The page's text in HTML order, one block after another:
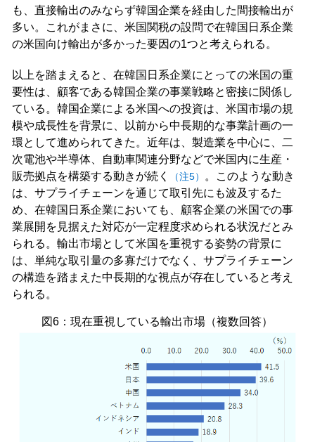
も、直接輸出のみならず韓国企業を経由した間接輸出が
多い。これがまさに、米国関税の設問で在韓国日系企業
の米国向け輸出が多かった要因の1つと考えられる。
以上を踏まえると、在韓国日系企業にとっての米国の重
要性は、顧客である韓国企業の事業戦略と密接に関係し
ている。韓国企業による米国への投資は、米国市場の規
模や成長性を背景に、以前から中長期的な事業計画の一
環として進められてきた。近年は、製造業を中心に、二
次電池や半導体、自動車関連分野などで米国内に生産・
販売拠点を構築する動きが続く
（注5）
。このような動き
は、サプライチェーンを通じて取引先にも波及するた
め、在韓国日系企業においても、顧客企業の米国での事
業展開を見据えた対応が一定程度求められる状況だとみ
られる。輸出市場として米国を重視する姿勢の背景に
は、単純な取引量の多寡だけでなく、サプライチェーン
の構造を踏まえた中長期的な視点が存在していると考え
られる。
図6：現在重視している輸出市場（複数回答）